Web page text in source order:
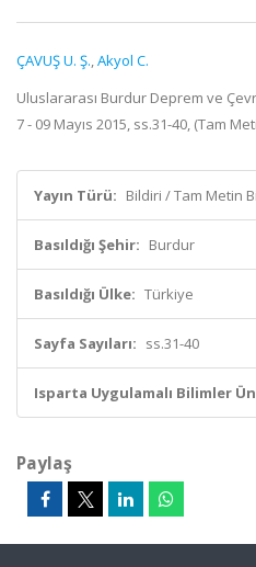
ÇAVUŞ U. Ş.,Akyol C.
Uluslararası Burdur Deprem ve
7 - 09 Mayıs 2015, ss.31-40, (Tam
Yayın Türü: Bildiri / Tam Metin
Basıldığı Şehir: Burdur
Basıldığı Ülke: Türkiye
Sayfa Sayıları: ss.31-40
Isparta Uygulamalı Bilimler
Paylaş